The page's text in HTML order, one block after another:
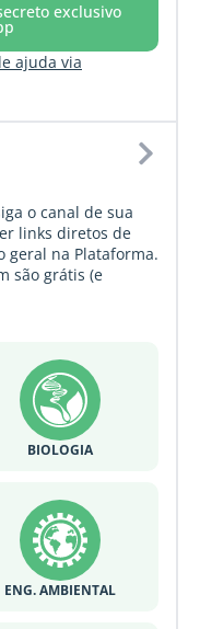
exclusivo
ajuda via
o canal de sua
links diretos de
geral na Plataforma.
são grátis (e
BIOLOGIA
ENG. AMBIENTAL